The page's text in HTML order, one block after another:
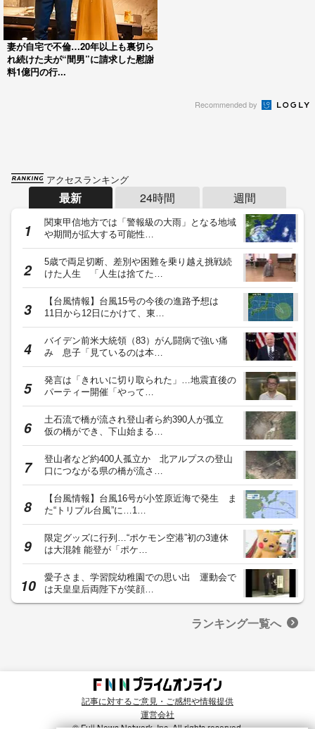
妻が自宅で不倫…20年以上も裏切ら
れ続けた夫が“間男”に請求した慰謝
料1億円の行...
Recommended by
アクセスランキング
最新 24時間 週間
関東甲信地方では「警報級の大雨」となる地域
や期間が拡大する可能性…
5歳で両足切断、差別や困難を乗り越え挑戦続
けた人生 「人生は捨てた…
【台風情報】台風15号の今後の進路予想は
11日から12日にかけて、東…
バイデン前米大統領（83）がん闘病で強い痛
み 息子「見ているのは本…
発言は「きれいに切り取られた」…地震直後の
パーティー開催「やって…
土石流で橋が流され登山者ら約390人が孤立
仮の橋ができ、下山始まる…
登山者など約400人孤立か 北アルプスの登山
口につながる県の橋が流さ…
【台風情報】台風16号が小笠原近海で発生 ま
た“トリプル台風”に…1…
限定グッズに行列…“ポケモン空港”初の3連休
は大混雑 能登が「ポケ…
愛子さま、学習院幼稚園での思い出 運動会で
は天皇皇后両陛下が笑顔…
ランキング一覧へ
記事に対するご意見・ご感想や情報提供
運営会社